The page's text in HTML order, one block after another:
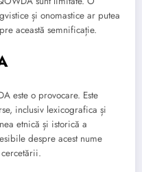
și onomastice ar putea
această semnificație.
este o provocare. Este
inclusiv lexicografica și
etnică și istorică a
despre acest nume